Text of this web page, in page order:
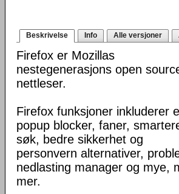
Beskrivelse Info Alle versjoner
Firefox er Mozillas
nestegenerasjons open
nettleser.
Firefox funksjoner inkluderer
popup blocker, faner,
søk, bedre sikkerhet og
personvern alternativer,
nedlasting manager og mye,
mer.